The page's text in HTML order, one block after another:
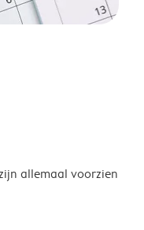
allemaal voorzien